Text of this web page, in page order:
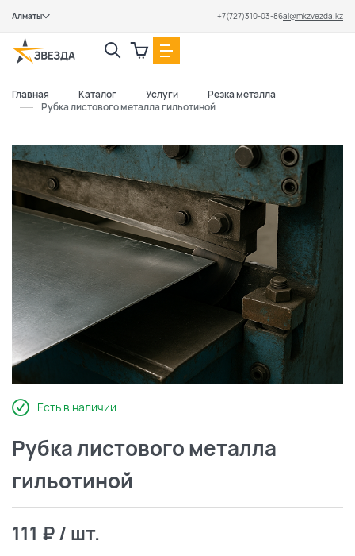
Алматы +7(727)310-03-86al@mkzvezda.kz
Главная Каталог Услуги
Резка металла
Рубка листового металла гильотиной
Есть в наличии
Рубка листового металла
гильотиной
111 ₽ / шт.